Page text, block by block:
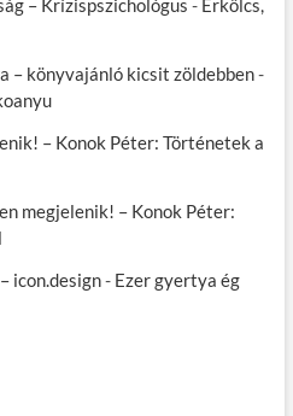
– Krízispszichológus - Erkölcs,
– könyvajánló kicsit zöldebben-
– Konok Péter: Történetek a
megjelenik! – Konok Péter:
icon.design- Ezer gyertya ég